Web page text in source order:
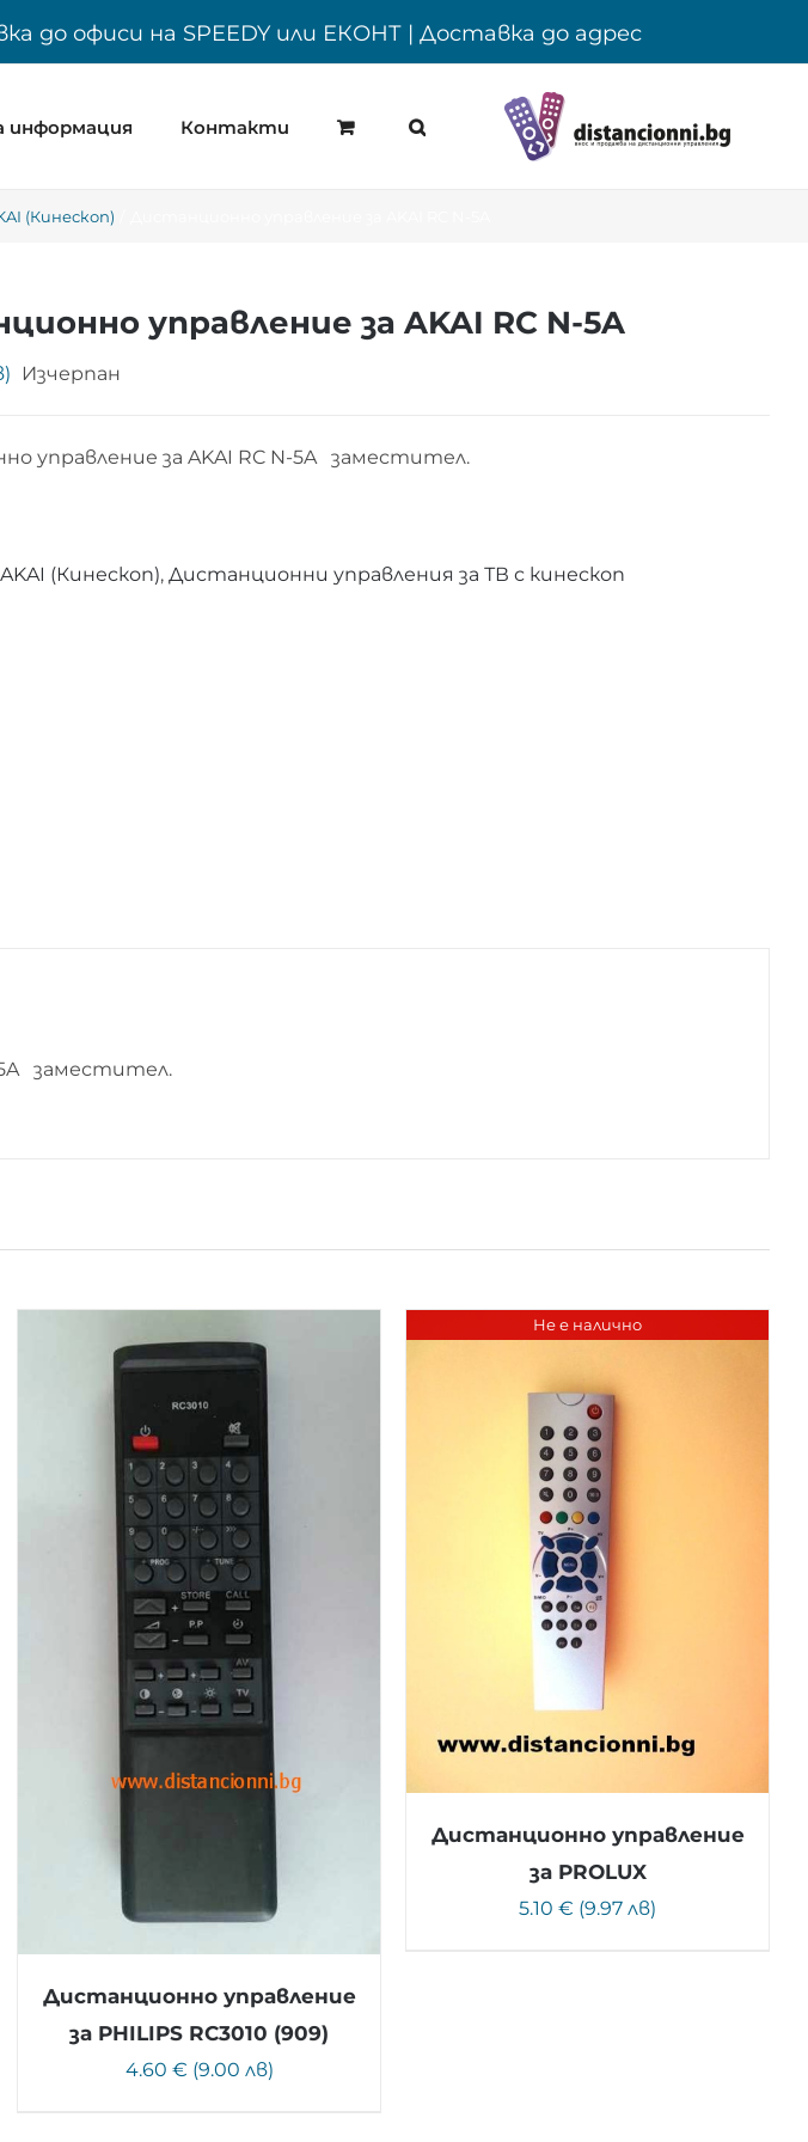
до офиси на SPEEDY или ЕКОНТ | Доставка до адрес
информация Контакти
(Кинескоп)
управление за AKAI RC N-5A
Изчерпан
управление за AKAI RC N-5A заместител.
AKAI (Кинескоп), Дистанционни управления за ТВ с кинескоп
5A заместител.
Дистанционно управление
за PHILIPS RC3010 (909)
4.60 € (9.00 лв)
Не е налично
Дистанционно управление
за PROLUX
5.10 € (9.97 лв)